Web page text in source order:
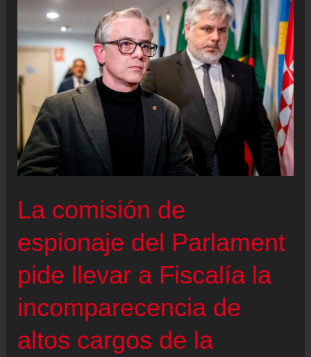
‘influencers’
considerados
indecentes
La comisión de
espionaje del Parlament
pide llevar a Fiscalía la
incomparecencia de
altos cargos de la